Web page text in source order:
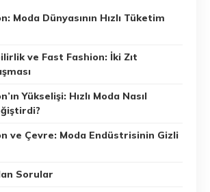
Moda Dünyasının Hızlı Tüketim
ve Fast Fashion: İki Zıt
Yükselişi: Hızlı Moda Nasıl
ve Çevre: Moda Endüstrisinin Gizli
Sorular